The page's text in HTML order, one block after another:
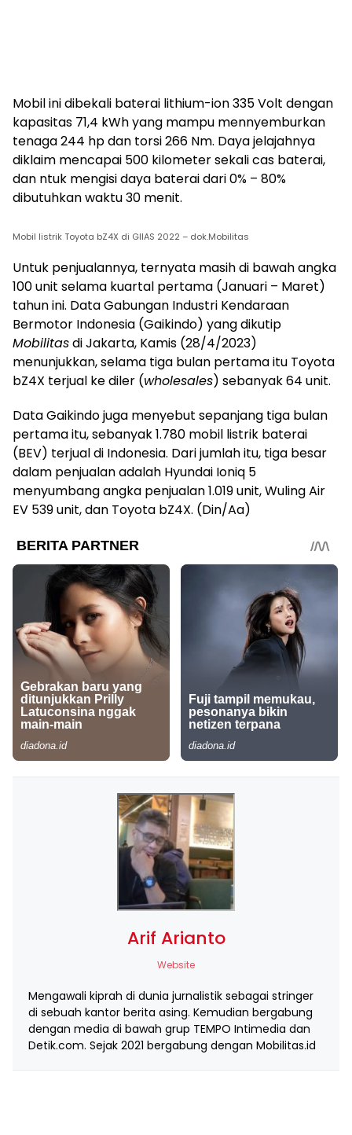
Mobil ini dibekali baterai lithium-ion 335 Volt dengan
kapasitas 71,4 kWh yang mampu mennyemburkan
tenaga 244 hp dan torsi 266 Nm. Daya jelajahnya
diklaim mencapai 500 kilometer sekali cas baterai,
dan ntuk mengisi daya baterai dari 0% – 80%
dibutuhkan waktu 30 menit.
Mobil listrik Toyota bZ4X di GIIAS 2022 – dok.Mobilitas
Untuk penjualannya, ternyata masih di bawah angka
100 unit selama kuartal pertama (Januari – Maret)
tahun ini. Data Gabungan Industri Kendaraan
Bermotor Indonesia (Gaikindo) yang dikutip
Mobilitasdi Jakarta, Kamis (28/4/2023)
menunjukkan, selama tiga bulan pertama itu Toyota
bZ4X terjual ke diler (wholesales) sebanyak 64 unit.
Data Gaikindo juga menyebut sepanjang tiga bulan
pertama itu, sebanyak 1.780 mobil listrik baterai
(BEV) terjual di Indonesia. Dari jumlah itu, tiga besar
dalam penjualan adalah Hyundai Ioniq 5
menyumbang angka penjualan 1.019 unit, Wuling Air
EV 539 unit, dan Toyota bZ4X. (Din/Aa)
Arif Arianto
Website
Mengawali kiprah di dunia jurnalistik sebagai stringer
di sebuah kantor berita asing. Kemudian bergabung
dengan media di bawah grup TEMPO Intimedia dan
Detik.com. Sejak 2021 bergabung dengan Mobilitas.id